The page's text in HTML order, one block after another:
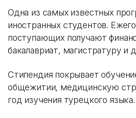
Одна из самых известных
иностранных студентов.
поступающих получают
бакалавриат, магистратуру и
Стипендия покрывает
общежитии, медицинскую
год изучения турецкого языка.